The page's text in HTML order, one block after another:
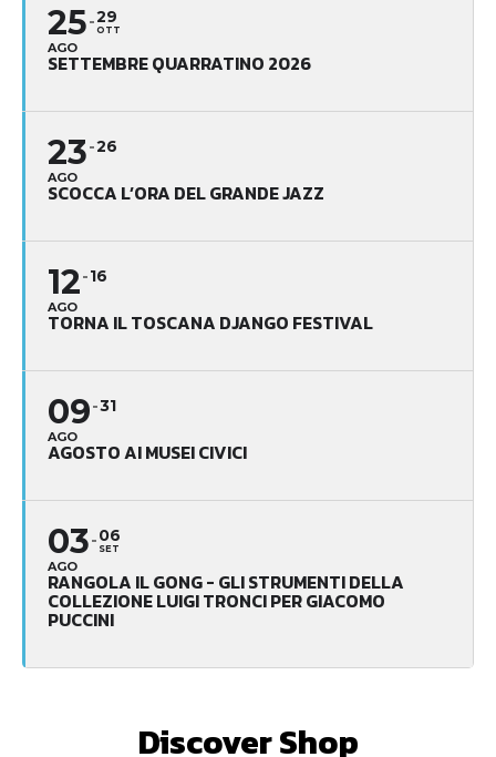
25
AGO
29
OTT
SETTEMBRE QUARRATINO 2026
23
AGO
26
SCOCCA L’ORA DEL GRANDE JAZZ
12
AGO
16
TORNA IL TOSCANA DJANGO FESTIVAL
09
AGO
31
AGOSTO AI MUSEI CIVICI
03
AGO
06
SET
RANGOLA IL GONG - GLI STRUMENTI DELLA
COLLEZIONE LUIGI TRONCI PER GIACOMO
PUCCINI
Discover Shop